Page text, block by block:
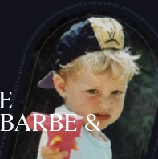
&